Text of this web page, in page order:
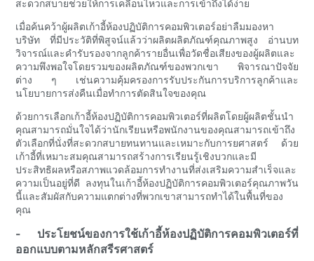
สะดวกสบายช่วยให้การเคลื่อนไหวและการเข้าถึงได้ง่าย
เมื่อค้นคว้าผู้ผลิตเก้าอี้ห้องปฏิบัติการคอมพิวเตอร์อย่าลืมมองหา
บริษัท ที่มีประวัติที่พิสูจน์แล้วว่าผลิตผลิตภัณฑ์คุณภาพสูง อ่านบท
วิจารณ์และคำรับรองจากลูกค้ารายอื่นเพื่อวัดชื่อเสียงของผู้ผลิตและ
ความพึงพอใจโดยรวมของผลิตภัณฑ์ของพวกเขา พิจารณาปัจจัย
ต่าง ๆ เช่นความคุ้มครองการรับประกันการบริการลูกค้าและ
นโยบายการส่งคืนเมื่อทำการตัดสินใจของคุณ
ด้วยการเลือกเก้าอี้ห้องปฏิบัติการคอมพิวเตอร์ที่ผลิตโดยผู้ผลิตชั้นนำ
คุณสามารถมั่นใจได้ว่านักเรียนหรือพนักงานของคุณสามารถเข้าถึง
ตัวเลือกที่นั่งที่สะดวกสบายทนทานและเหมาะกับการยศาสตร์ ด้วย
เก้าอี้ที่เหมาะสมคุณสามารถสร้างการเรียนรู้เชิงบวกและมี
ประสิทธิผลหรือสภาพแวดล้อมการทำงานที่ส่งเสริมความสำเร็จและ
ความเป็นอยู่ที่ดี ลงทุนในเก้าอี้ห้องปฏิบัติการคอมพิวเตอร์คุณภาพวัน
นี้และสัมผัสกับความแตกต่างที่พวกเขาสามารถทำได้ในพื้นที่ของ
คุณ
- ประโยชน์ของการใช้เก้าอี้ห้องปฏิบัติการคอมพิวเตอร์ที่
ออกแบบตามหลักสรีรศาสตร์